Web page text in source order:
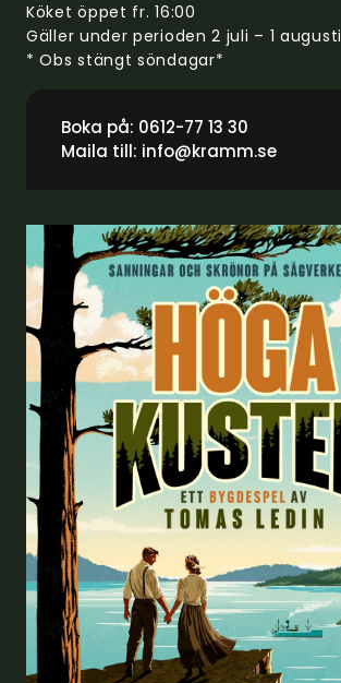
Köket öppet fr. 16:00
Gäller under perioden 2 juli – 1 augusti
* Obs stängt söndagar*
Boka på: 0612-77 13 30
Maila till: info@kramm.se